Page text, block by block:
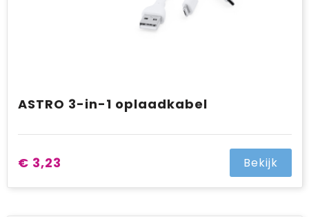
ASTRO 3-in-1 oplaadkabel
€ 3,23 Bekijk